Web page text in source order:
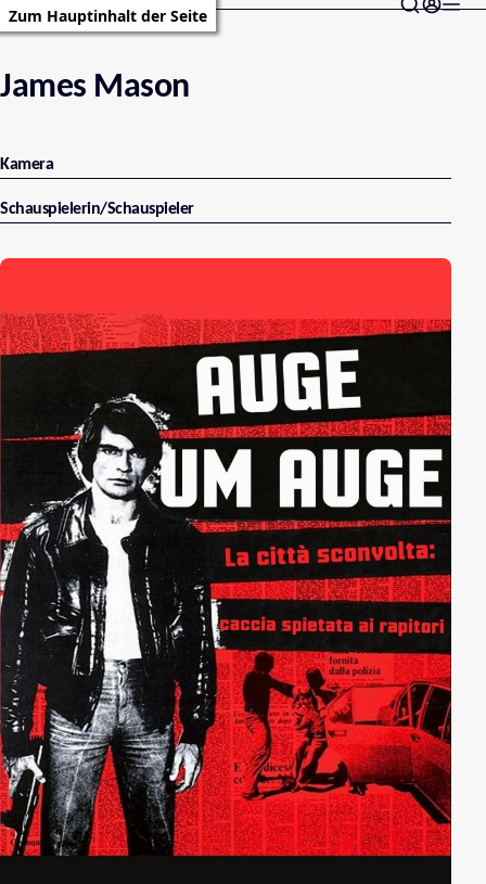
Zum Hauptinhalt der Seite
James Mason
Kamera
Schauspielerin/Schauspieler